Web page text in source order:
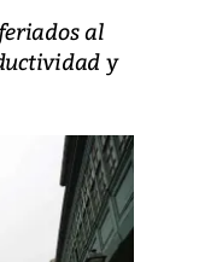
al
y